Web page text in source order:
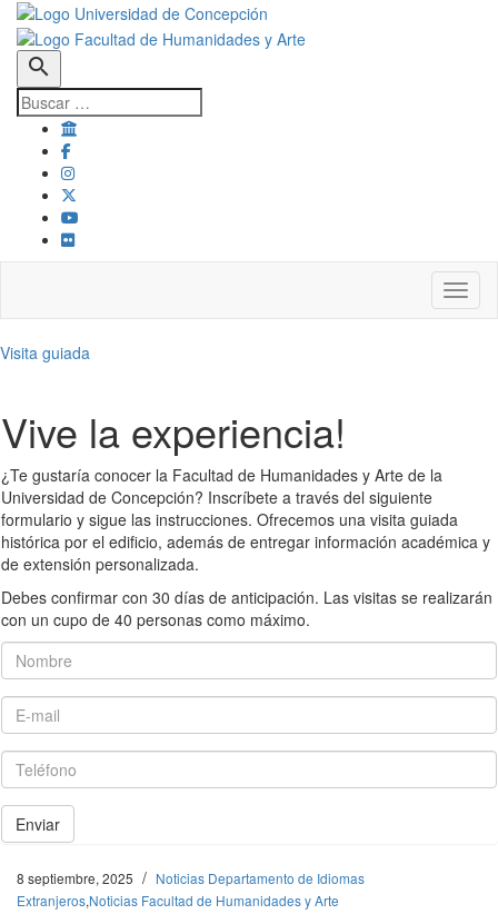
search
Visita guiada
Vive la experiencia!
¿Te gustaría conocer la Facultad de Humanidades y Arte de la
Universidad de Concepción? Inscríbete a través del siguiente
formulario y sigue las instrucciones. Ofrecemos una visita guiada
histórica por el edificio, además de entregar información académica y
de extensión personalizada.
Debes confirmar con 30 días de anticipación. Las visitas se realizarán
con un cupo de 40 personas como máximo.
Nombre
E-mail
Teléfono
Enviar
8 septiembre, 2025 / Noticias Departamento de Idiomas
Extranjeros,Noticias Facultad de Humanidades y Arte